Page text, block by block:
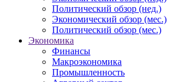
Политический обзор (нед.)
Экономический обзор (мес.)
Политический обзор (мес.)
Экономика
Финансы
Макроэкономика
Промышленность